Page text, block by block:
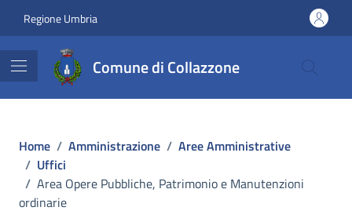
Regione Umbria
Comune di Collazzone
Home / Amministrazione / Aree Amministrative
/ Uffici
/ Area Opere Pubbliche, Patrimonio e Manutenzioni
ordinarie